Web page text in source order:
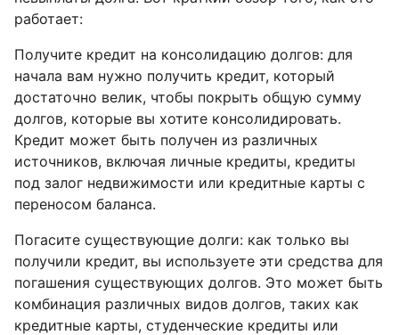
работает:
Получите кредит на консолидацию долгов: для
начала вам нужно получить кредит, который
достаточно велик, чтобы покрыть общую сумму
долгов, которые вы хотите консолидировать.
Кредит может быть получен из различных
источников, включая личные кредиты, кредиты
под залог недвижимости или кредитные карты с
переносом баланса.
Погасите существующие долги: как только вы
получили кредит, вы используете эти средства для
погашения существующих долгов. Это может быть
комбинация различных видов долгов, таких как
кредитные карты, студенческие кредиты или